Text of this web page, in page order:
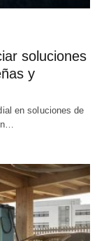
soluciones
y
en soluciones de